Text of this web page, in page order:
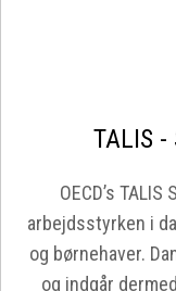
TALIS
OECD’s
arbejdsstyrken i
og børnehaver.
og indgår